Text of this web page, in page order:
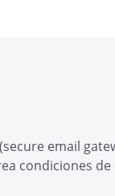
email
condiciones